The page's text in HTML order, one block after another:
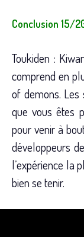
Conclusion 15/
Toukiden :
comprend en
of demons. Les
que vous êtes
pour venir à
développeurs
l’expérience la
bien se tenir.